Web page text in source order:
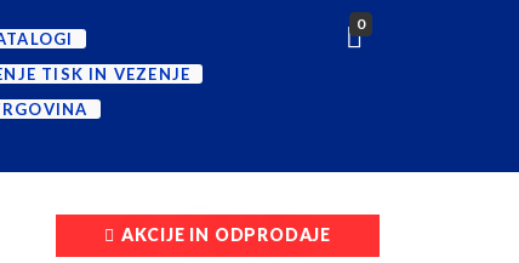
TISK IN VEZENJE
0
AKCIJE IN ODPRODAJE